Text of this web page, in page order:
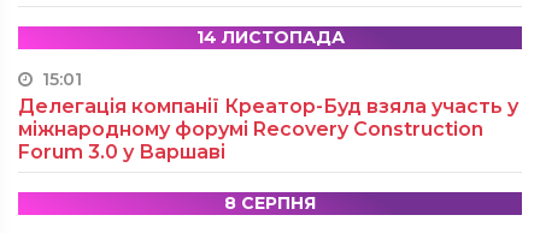
14 ЛИСТОПАДА
15:01
Делегація компанії Креатор-Буд взяла участь у
міжнародному форумі Recovery Construction
Forum 3.0 у Варшаві
8 СЕРПНЯ